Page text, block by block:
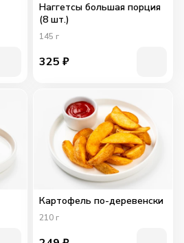
Наггетсы большая порция
(8 шт.)
145 г
325 ₽
Картофель по-деревенски
210 г